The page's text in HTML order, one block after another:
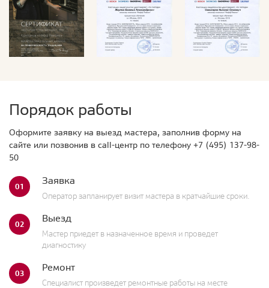
Порядок работы
Оформите заявку на выезд мастера, заполнив форму на
сайте или позвонив в call-центр по телефону +7 (495) 137-98-
50
01 Заявка
Оператор запланирует визит мастера в кратчайшие сроки.
02 Выезд
Мастер приедет в назначенное время и проведет
диагностику
03 Ремонт
Специалист произведет ремонтные работы на месте